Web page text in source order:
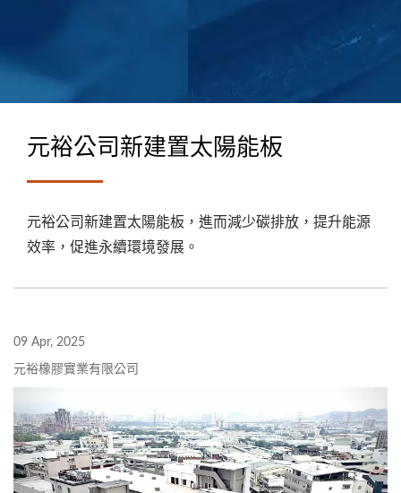
元裕公司新建置太陽能板
元裕公司新建置太陽能板，進而減少碳排放，提升能源
效率，促進永續環境發展。
09 Apr, 2025
元裕橡膠實業有限公司